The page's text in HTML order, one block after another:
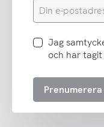
Din
e-
Jag
samtycker
att
Jag
och har
Prenumerera